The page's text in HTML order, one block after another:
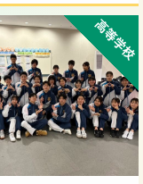
高等学校